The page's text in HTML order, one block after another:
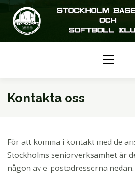
Hoppa
innehåll
Meny
HEM KALENDER
OM SBSK KONTAKTA
Kontakta oss
För att komma i kontakt med de
Stockholms seniorverksamhet är
någon av e-postadresserna nedan.